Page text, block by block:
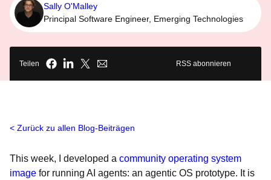
Sally O'Malley
Principal Software Engineer, Emerging Technologies
Teilen RSS abonnieren
Zurück zu allen Blog-Beiträgen
This week, I developed a community operating system
image for running AI agents: an agentic OS prototype. It is